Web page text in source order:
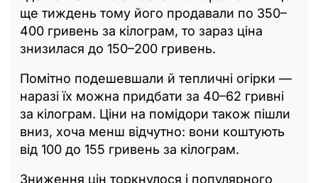
ще тиждень тому його продавали по 350–
400 гривень за кілограм, то зараз ціна
знизилася до 150–200 гривень.
Помітно подешевшали й тепличні огірки —
наразі їх можна придбати за 40–62 гривні
за кілограм. Ціни на помідори також пішли
вниз, хоча менш відчутно: вони коштують
від 100 до 155 гривень за кілограм.
Зниження цін торкнулося і популярного